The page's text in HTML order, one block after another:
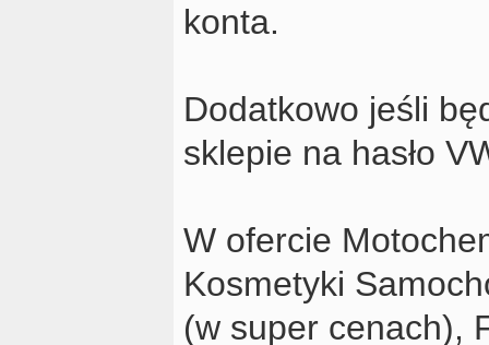
konta.
Dodatkowo jeśli
sklepie na hasło
W ofercie
Kosmetyki
(w super cenach),